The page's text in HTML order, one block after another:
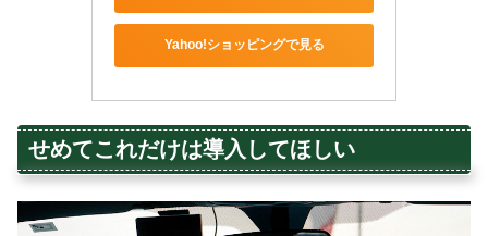
Yahoo!ショッピングで見る
せめてこれだけは導入してほしい